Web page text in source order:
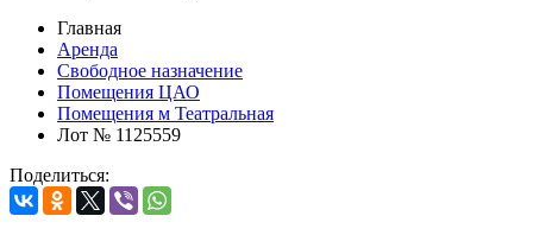
Главная
Аренда
Свободное назначение
Помещения ЦАО
Помещения м Театральная
Лот № 1125559
Поделиться: